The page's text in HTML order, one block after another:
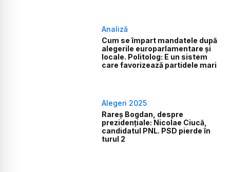
Analiză
Cum se împart mandatele după
alegerile europarlamentare și
locale. Politolog: E un sistem
care favorizează partidele mari
Alegeri 2025
Rareș Bogdan, despre
prezidențiale: Nicolae Ciucă,
candidatul PNL. PSD pierde în
turul 2